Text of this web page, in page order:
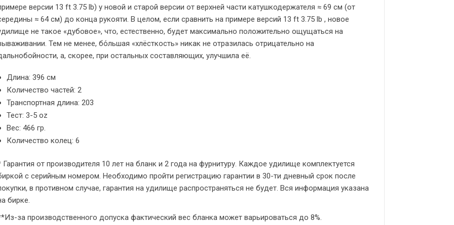
версии 13 ft 3.75 lb) у новой и старой версии от верхней части катушкодержателя ≈ 69 см (от
≈ 64 см) до конца рукояти. В целом, если сравнить на примере версий 13 ft 3.75 lb , новое
не такое «дубовое», что, естественно, будет максимально положительно ощущаться на
Тем не менее, бо́льшая «хлёсткость» никак не отразилась отрицательно на
а, скорее, при остальных составляющих, улучшила её.
Длина: 396 см
Количество частей: 2
Транспортная длина: 203
Тест: 3-5 oz
Вес: 466 гр.
Количество колец: 6
Гарантия от производителя 10 лет на бланк и 2 года на фурнитуру. Каждое удилище комплектуется
с серийным номером. Необходимо пройти регистрацию гарантии в 30-ти дневный срок после
в противном случае, гарантия на удилище распространяться не будет. Вся информация указана
бирке.
за производственного допуска фактический вес бланка может варьироваться до 8%.